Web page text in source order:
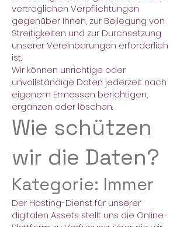
vertraglichen Verpflichtungen
gegenüber Ihnen, zur Beilegung von
Streitigkeiten und zur Durchsetzung
unserer Vereinbarungen erforderlich
ist.
Wir können unrichtige oder
unvollständige Daten jederzeit nach
eigenem Ermessen berichtigen,
ergänzen oder löschen.
Wie schützen
wir die Daten?
Kategorie: Immer
Der Hosting-Dienst für unserer
digitalen Assets stellt uns die Online-
Plattform zu Verfügung, über die wir